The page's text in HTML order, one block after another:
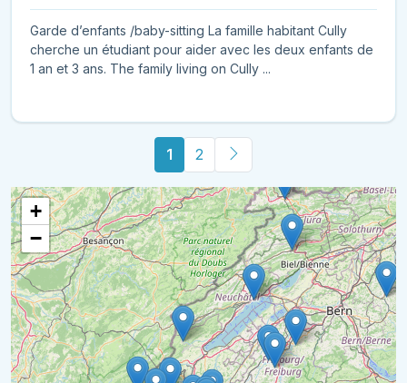
Garde d’enfants /baby-sitting La famille habitant Cully
cherche un étudiant pour aider avec les deux enfants de
1 an et 3 ans. The family living on Cully ...
1 2
+
−